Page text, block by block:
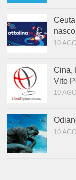
10
Cina,
Vito
10
10